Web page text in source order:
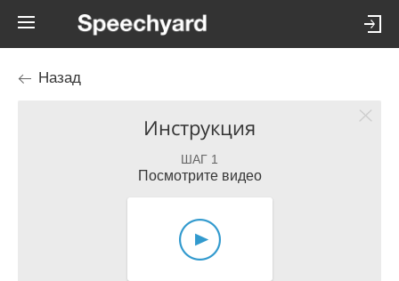
Назад
Инструкция
ШАГ 1
Посмотрите видео